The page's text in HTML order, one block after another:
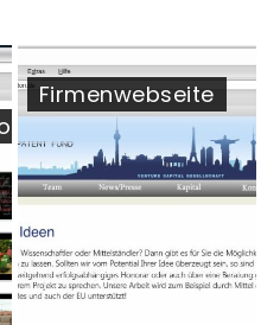
Firmenwebseite